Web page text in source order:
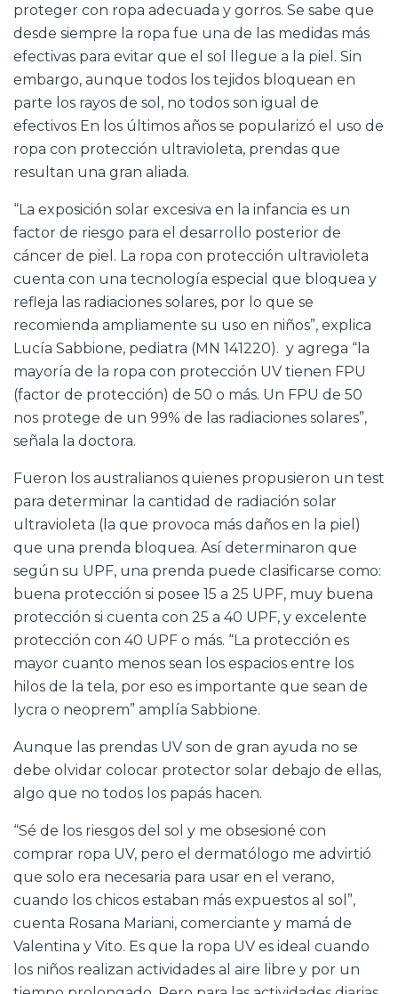
proteger con ropa adecuada y gorros. Se sabe que
desde siempre la ropa fue una de las medidas más
efectivas para evitar que el sol llegue a la piel. Sin
embargo, aunque todos los tejidos bloquean en
parte los rayos de sol, no todos son igual de
efectivos En los últimos años se popularizó el uso de
ropa con protección ultravioleta, prendas que
resultan una gran aliada.
“La exposición solar excesiva en la infancia es un
factor de riesgo para el desarrollo posterior de
cáncer de piel. La ropa con protección ultravioleta
cuenta con una tecnología especial que bloquea y
refleja las radiaciones solares, por lo que se
recomienda ampliamente su uso en niños”, explica
Lucía Sabbione, pediatra (MN 141220). y agrega “la
mayoría de la ropa con protección UV tienen FPU
(factor de protección) de 50 o más. Un FPU de 50
nos protege de un 99% de las radiaciones solares”,
señala la doctora.
Fueron los australianos quienes propusieron un test
para determinar la cantidad de radiación solar
ultravioleta (la que provoca más daños en la piel)
que una prenda bloquea. Así determinaron que
según su UPF, una prenda puede clasificarse como:
buena protección si posee 15 a 25 UPF, muy buena
protección si cuenta con 25 a 40 UPF, y excelente
protección con 40 UPF o más. “La protección es
mayor cuanto menos sean los espacios entre los
hilos de la tela, por eso es importante que sean de
lycra o neoprem” amplía Sabbione.
Aunque las prendas UV son de gran ayuda no se
debe olvidar colocar protector solar debajo de ellas,
algo que no todos los papás hacen.
“Sé de los riesgos del sol y me obsesioné con
comprar ropa UV, pero el dermatólogo me advirtió
que solo era necesaria para usar en el verano,
cuando los chicos estaban más expuestos al sol”,
cuenta Rosana Mariani, comerciante y mamá de
Valentina y Vito. Es que la ropa UV es ideal cuando
los niños realizan actividades al aire libre y por un